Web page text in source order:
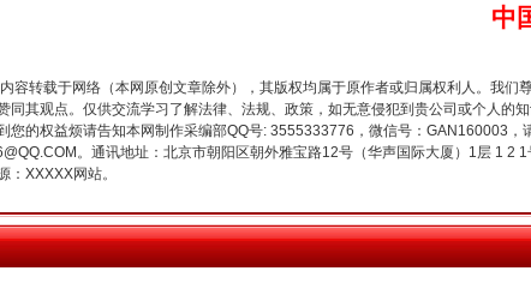
中
容转载于网络（本网原创文章除外），其版权均属于原作者或归属权利人。我
同其观点。仅供交流学习了解法律、法规、政策，如无意侵犯到贵公司或个人的
您的权益烦请告知本网制作采编部QQ号: 3555333776，微信号：GAN160003
。通讯地址：北京市朝阳区朝外雅宝路12号（华声国际大厦）1层 1 2
XXXXX网站。
"炒鞋教程"里的骗局